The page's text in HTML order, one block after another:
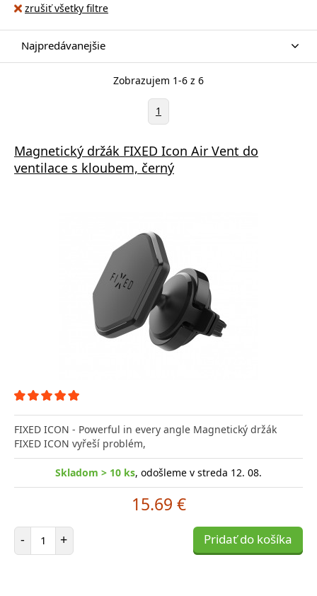
zrušiť všetky filtre
Najpredávanejšie
Zobrazujem 1-6 z 6
1
Magnetický držák FIXED Icon Air Vent do
ventilace s kloubem, černý
FIXED ICON - Powerful in every angle Magnetický držák
FIXED ICON vyřeší problém,
Skladom > 10 ks, odošleme v streda 12. 08.
15.69 €
- Počet položiek
+ Pridať do košíka